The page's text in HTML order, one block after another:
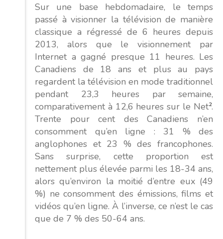
Sur une base hebdomadaire, le temps
passé à visionner la télévision de manière
classique a régressé de 6 heures depuis
2013, alors que le visionnement par
Internet a gagné presque 11 heures. Les
Canadiens de 18 ans et plus au pays
regardent la télévision en mode traditionnel
pendant 23,3 heures par semaine,
comparativement à 12,6 heures sur le Net2.
Trente pour cent des Canadiens n’en
consomment qu’en ligne : 31 % des
anglophones et 23 % des francophones.
Sans surprise, cette proportion est
nettement plus élevée parmi les 18-34 ans,
alors qu’environ la moitié d’entre eux (49
%) ne consomment des émissions, films et
vidéos qu’en ligne. À l’inverse, ce n’est le cas
que de 7 % des 50-64 ans.